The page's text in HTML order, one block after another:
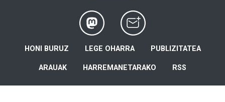
HONI BURUZ LEGE OHARRA PUBLIZITATEA
ARAUAK HARREMANETARAKO RSS